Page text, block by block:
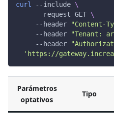
curl --include \
     --request GET
\
     --header
"Content-
     --header
"Tenant:
     --header
'https://
Parámetros
optativos
Tipo